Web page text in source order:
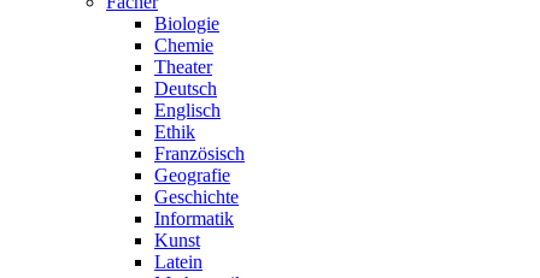
Biologie
Chemie
Theater
Deutsch
Englisch
Ethik
Französisch
Geografie
Geschichte
Informatik
Kunst
Latein